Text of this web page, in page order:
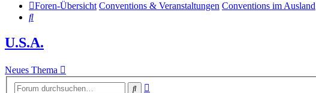
Foren-Übersicht Conventions & Veranstaltungen Conventions im Ausland
Suche
U.S.A.
Neues Thema
Suche